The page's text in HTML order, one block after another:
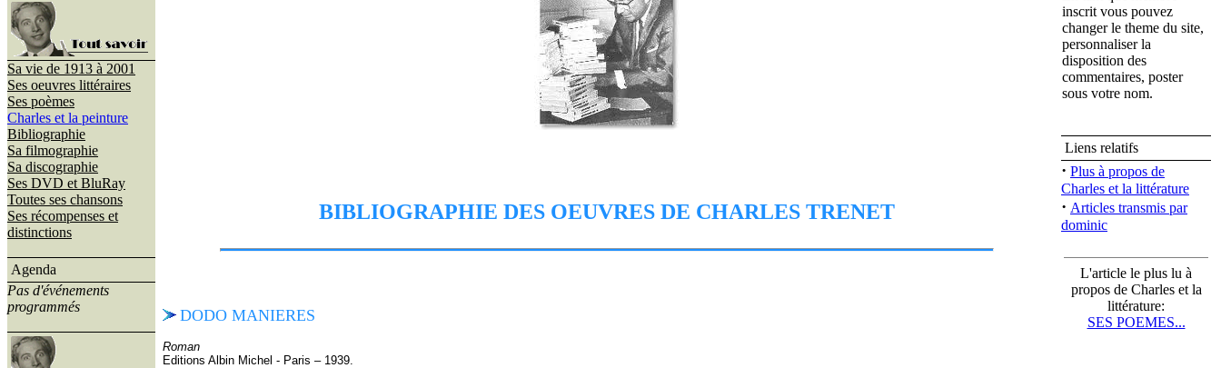
Sa vie de 1913 à 2001
Ses oeuvres littéraires
Ses poèmes
Charles et la peinture
Bibliographie
Sa filmographie
Sa discographie
Ses DVD et BluRay
Toutes ses chansons
Ses récompenses et
distinctions
Agenda
Pas d'événements
programmés
BIBLIOGRAPHIE DES OEUVRES DE CHARLES TRENET
DODO MANIERES
Roman
Editions Albin Michel - Paris – 1939.
inscrit vous pouvez
changer le theme du site,
personnaliser la
disposition des
commentaires, poster
sous votre nom.
Liens relatifs
· Plus à propos de
Charles et la littérature
· Articles transmis par
dominic
L'article le plus lu à
propos de Charles et la
littérature:
SES POEMES...